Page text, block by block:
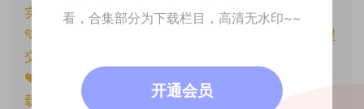
实将封禁账号权限！
💚本文资源均来源网友分享，若侵犯了您的权益可以提
交工单处理。
🧡原文链接：
https://www.znjfg.com/3915.html
，转
载请注明出处。
看，合集部分为下载栏目，高清无水印~~
开通会员